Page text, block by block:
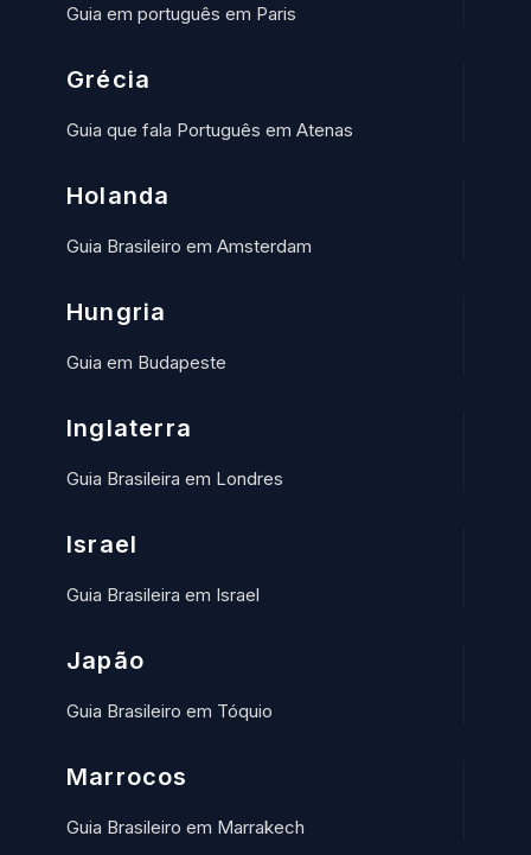
Guia em português em Paris
Grécia
Guia que fala Português em Atenas
Holanda
Guia Brasileiro em Amsterdam
Hungria
Guia em Budapeste
Inglaterra
Guia Brasileira em Londres
Israel
Guia Brasileira em Israel
Japão
Guia Brasileiro em Tóquio
Marrocos
Guia Brasileiro em Marrakech